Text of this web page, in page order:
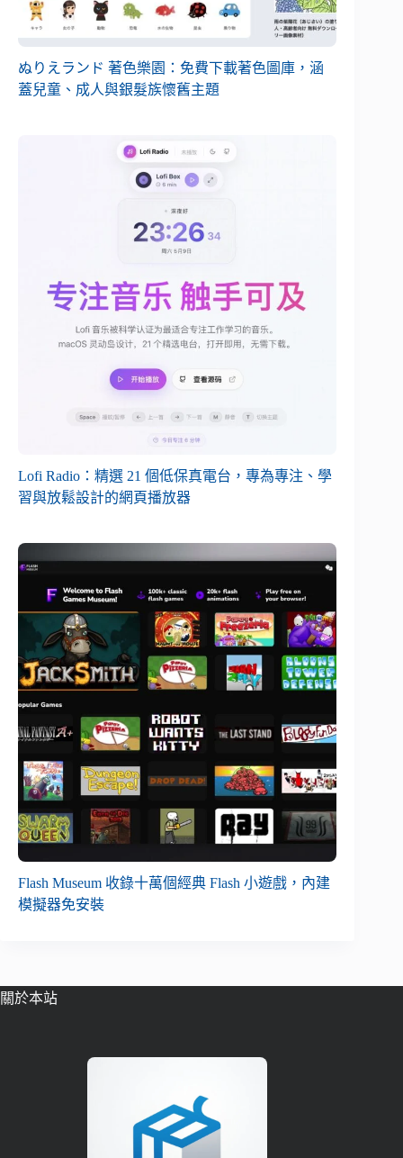
ぬりえランド 著色樂園：免費下載著色圖庫，涵
蓋兒童、成人與銀髮族懷舊主題
Lofi Radio：精選 21 個低保真電台，專為專注、學
習與放鬆設計的網頁播放器
Flash Museum 收錄十萬個經典 Flash 小遊戲，內建
模擬器免安裝
關於本站